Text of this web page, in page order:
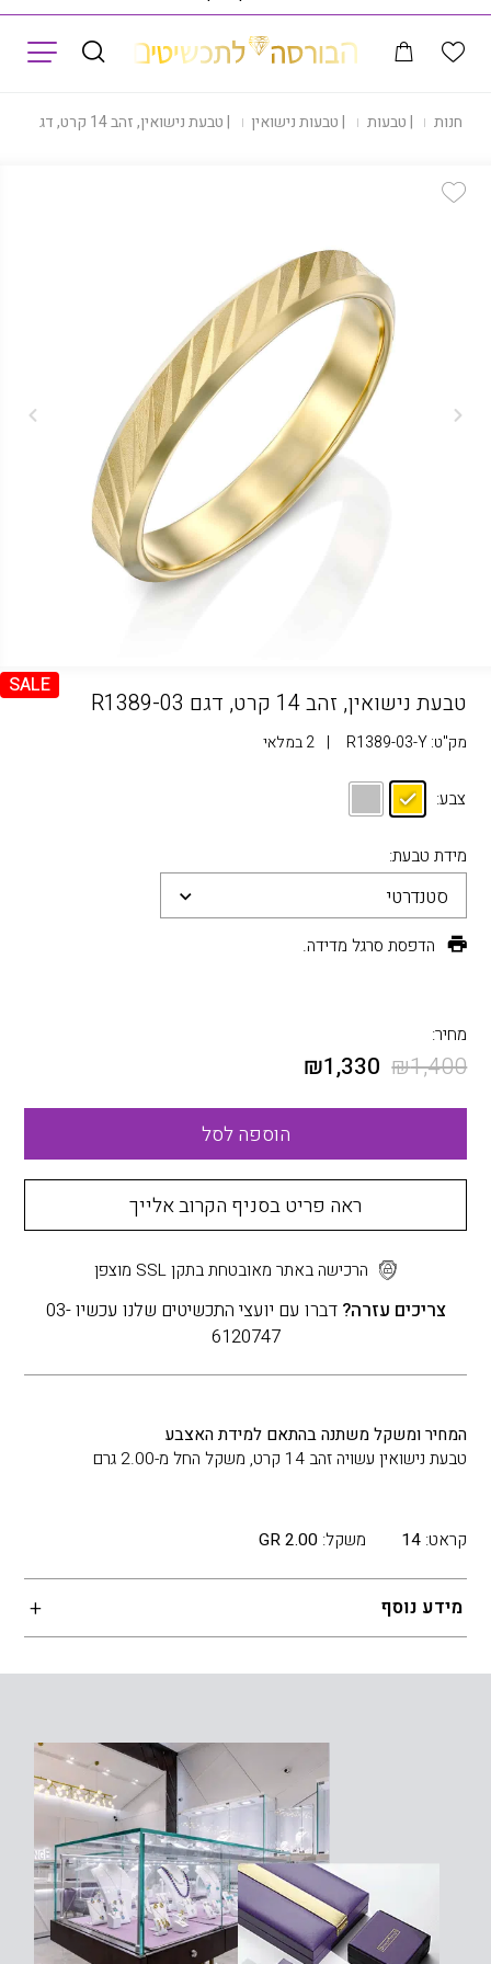
חנות |טבעות |טבעות נישואין |טבעת נישואין, זהב 14 קרט, דגם R1389-03
SALE
טבעת נישואין, זהב 14 קרט, דגם R1389-03
מק"ט:R1389-03-Y
| 2 במלאי
צבע:
מידת טבעת:
סטנדרטי
הדפסת סרגל מדידה.
מחיר:
₪1,400
₪1,330
הוספה לסל
ראה פריט בסניף הקרוב אלייך
הרכישה באתר מאובטחת בתקן SSL מוצפן
צריכים עזרה?
דברו עם יועצי התכשיטים שלנו עכשיו 03-
6120747
המחיר ומשקל משתנה בהתאם למידת האצבע
טבעת נישואין עשויה זהב 14 קרט, משקל החל מ-2.00 גרם
קראט: 14 משקל: 2.00 GR
מידע נוסף